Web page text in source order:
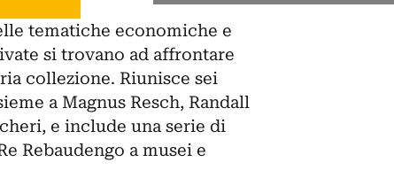
tematiche economiche e
si trovano ad affrontare
collezione. Riunisce sei
a Magnus Resch, Randall
e include una serie di
Rebaudengo a musei e